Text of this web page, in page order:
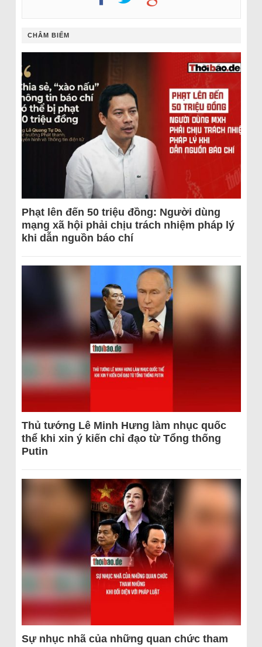
CHÂM BIẾM
Phạt lên đến 50 triệu đồng: Người dùng
mạng xã hội phải chịu trách nhiệm pháp lý
khi dẫn nguồn báo chí
Thủ tướng Lê Minh Hưng làm nhục quốc
thể khi xin ý kiến chỉ đạo từ Tổng thống
Putin
Sự nhục nhã của những quan chức tham